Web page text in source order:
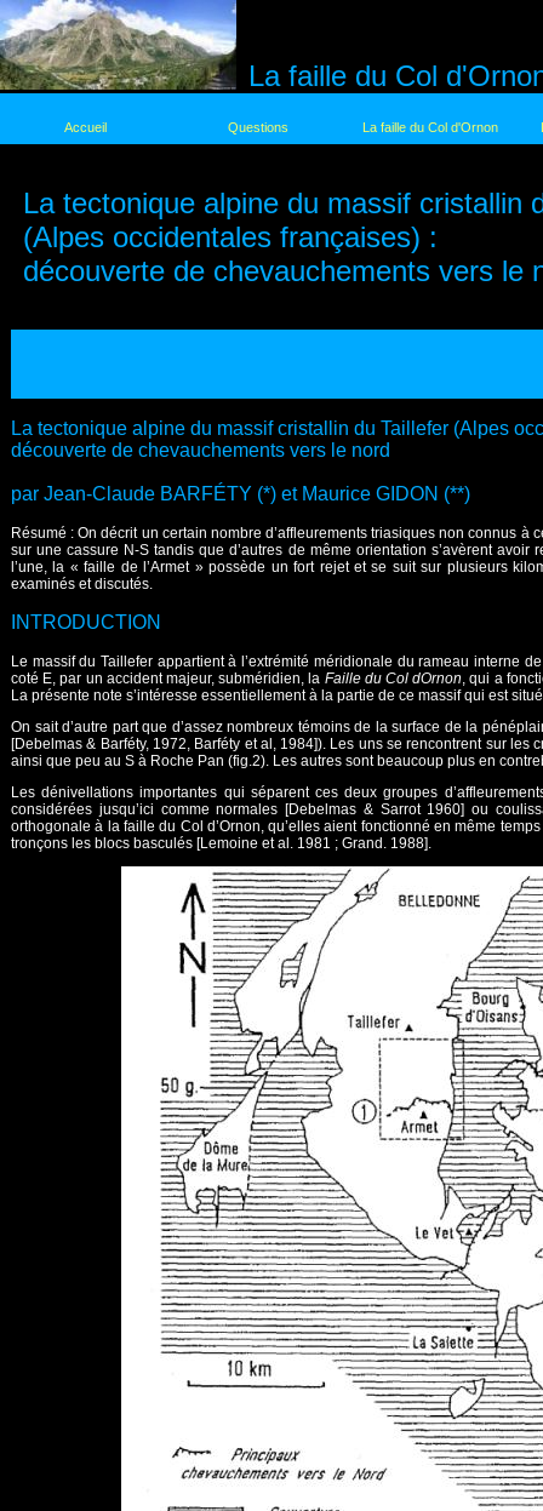
La faille du Col
Accueil Questions La faille du Col d'Ornon
La tectonique alpine du massif cristallin
(Alpes occidentales françaises) :
découverte de chevauchements vers le
La tectonique alpine du massif cristallin du Taillefer (Alpes
découverte de chevauchements vers le nord
par Jean-Claude BARFÉTY (*) et Maurice GIDON (**)
Résumé : On décrit un certain nombre d’affleurements triasiques non connus
sur une cassure N-S tandis que d’autres de même orientation s’avèrent
l’une, la « faille de l’Armet » possède un fort rejet et se suit sur plusieurs
examinés et discutés.
INTRODUCTION
Le massif du Taillefer appartient à l’extrémité méridionale du rameau interne
coté E, par un accident majeur, subméridien, la Faille du Col dOrnon, qui a
La présente note s’intéresse essentiellement à la partie de ce massif qui est
On sait d’autre part que d’assez nombreux témoins de la surface de la
[Debelmas & Barféty, 1972, Barféty et al, 1984]). Les uns se rencontrent sur
ainsi que peu au S à Roche Pan (fig.2). Les autres sont beaucoup plus en
Les dénivellations importantes qui séparent ces deux groupes
considérées jusqu’ici comme normales [Debelmas & Sarrot 1960] ou
orthogonale à la faille du Col d’Ornon, qu’elles aient fonctionné en même
tronçons les blocs basculés [Lemoine et al. 1981 ; Grand. 1988].